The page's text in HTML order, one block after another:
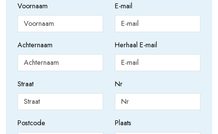
Voornaam
Achternaam
Straat
Postcode
E-mail
Herhaal E-mail
Nr
Plaats